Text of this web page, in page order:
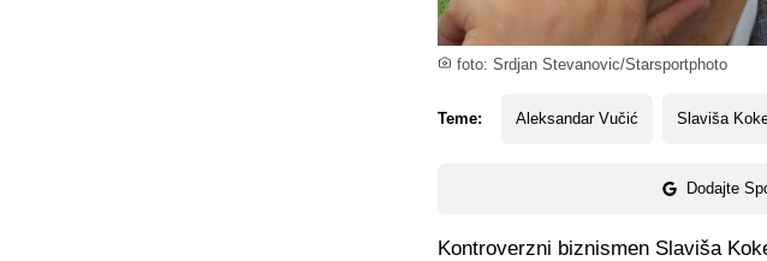
foto: Srdjan Stevanovic/Starsportphoto
Teme: Aleksandar Vučić Slaviša
Dodajte
Kontroverzni biznismen Slaviša